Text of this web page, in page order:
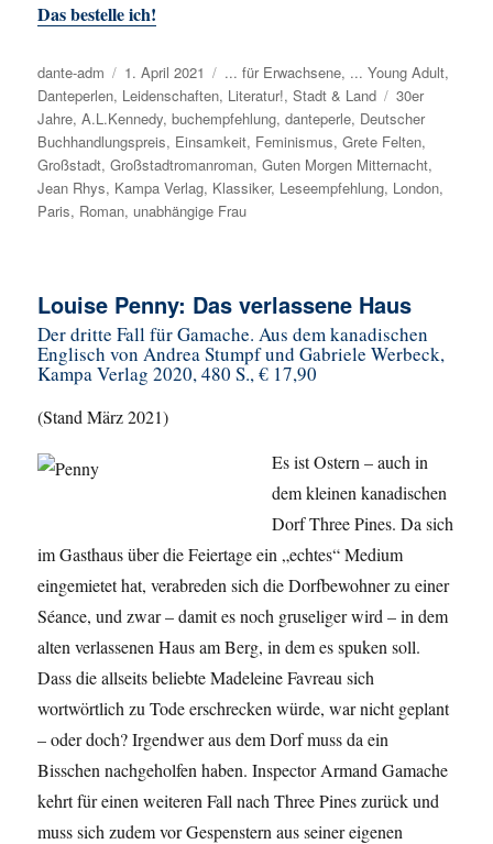
Das bestelle ich!
Autor
dante-adm
Veröffentlicht
am
1. April 2021 Kategorien
... für Erwachsene, ... Young Adult,
Danteperlen, Leidenschaften, Literatur!,Stadt & Land Schlagwörter
30er
Jahre,A.L.Kennedy,buchempfehlung,danteperle, Deutscher
Buchhandlungspreis, Einsamkeit, Feminismus,Grete Felten,
Großstadt,Großstadtromanroman,Guten Morgen Mitternacht,
Jean Rhys, Kampa Verlag, Klassiker, Leseempfehlung, London,
Paris, Roman, unabhängige Frau
Louise Penny: Das verlassene Haus
Der dritte Fall für Gamache. Aus dem kanadischen
Englisch von Andrea Stumpf und Gabriele Werbeck,
Kampa Verlag 2020, 480 S., € 17,90
(Stand März 2021)
Es ist Ostern – auch in
dem kleinen kanadischen
Dorf Three Pines. Da sich
im Gasthaus über die Feiertage ein „echtes“ Medium
eingemietet hat, verabreden sich die Dorfbewohner zu einer
Séance, und zwar – damit es noch gruseliger wird – in dem
alten verlassenen Haus am Berg, in dem es spuken soll.
Dass die allseits beliebte Madeleine Favreau sich
wortwörtlich zu Tode erschrecken würde, war nicht geplant
– oder doch? Irgendwer aus dem Dorf muss da ein
Bisschen nachgeholfen haben. Inspector Armand Gamache
kehrt für einen weiteren Fall nach Three Pines zurück und
muss sich zudem vor Gespenstern aus seiner eigenen